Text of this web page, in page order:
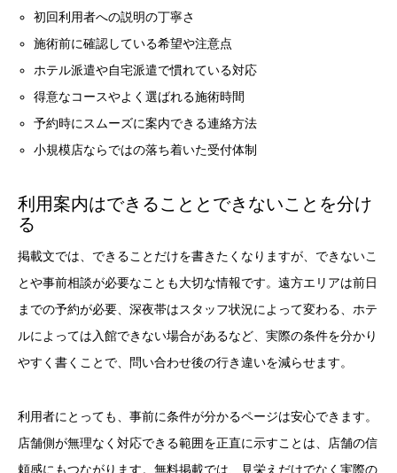
初回利用者への説明の丁寧さ
施術前に確認している希望や注意点
ホテル派遣や自宅派遣で慣れている対応
得意なコースやよく選ばれる施術時間
予約時にスムーズに案内できる連絡方法
小規模店ならではの落ち着いた受付体制
利用案内はできることとできないことを分け
る
掲載文では、できることだけを書きたくなりますが、できないこ
とや事前相談が必要なことも大切な情報です。遠方エリアは前日
までの予約が必要、深夜帯はスタッフ状況によって変わる、ホテ
ルによっては入館できない場合があるなど、実際の条件を分かり
やすく書くことで、問い合わせ後の行き違いを減らせます。
利用者にとっても、事前に条件が分かるページは安心できます。
店舗側が無理なく対応できる範囲を正直に示すことは、店舗の信
頼感にもつながります。無料掲載では、見栄えだけでなく実際の